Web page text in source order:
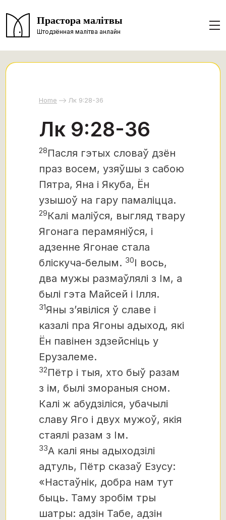
Прастора малітвы
Штодзённая малітва анлайн
Home Лк 9:28-36
Лк 9:28-36
28Пасля гэтых словаў дзён
праз восем, узяўшы з сабою
Пятра, Яна і Якуба, Ён
узышоў на гару памаліцца.
29Калі маліўся, выгляд твару
Ягонага перамяніўся, і
адзенне Ягонае стала
бліскуча-белым. 30І вось,
два мужы размаўлялі з Ім, а
былі гэта Майсей і Ілля.
31Яны з’явіліся ў славе і
казалі пра Ягоны адыход, які
Ён павінен здзейсніць у
Ерузалеме.
32Пётр і тыя, хто быў разам
з ім, былі змораныя сном.
Калі ж абудзіліся, убачылі
славу Яго і двух мужоў, якія
стаялі разам з Ім.
33А калі яны адыходзілі
адтуль, Пётр сказаў Езусу:
«Настаўнік, добра нам тут
быць. Таму зробім тры
шатры: адзін Табе, адзін